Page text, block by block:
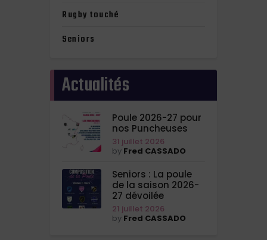
Rugby touché
Seniors
Actualités
Poule 2026-27 pour
nos Puncheuses
31 juillet 2026
by Fred CASSADO
Seniors : La poule
de la saison 2026-
27 dévoilée
21 juillet 2026
by Fred CASSADO